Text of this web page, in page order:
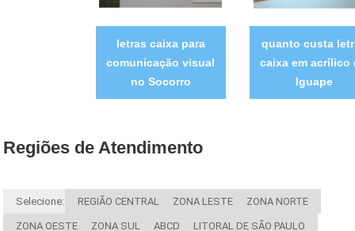
letras caixa para
comunicação visual
no Socorro
quanto custa
caixa em acrílico
Iguape
Regiões de Atendimento
Selecione: REGIÃO CENTRAL ZONA LESTE ZONA NORTE
ZONA OESTE ZONA SUL ABCD LITORAL DE SÃO PAULO